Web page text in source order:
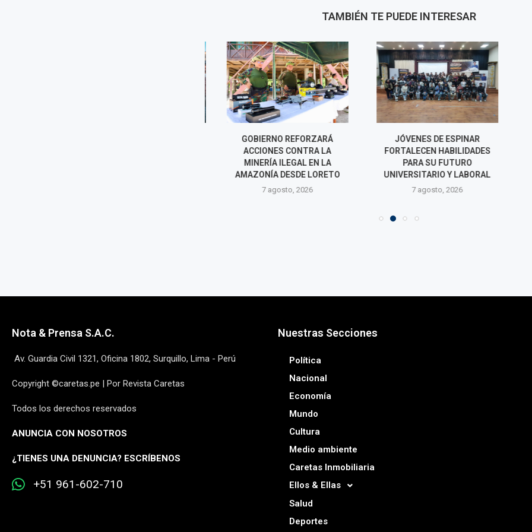
TAMBIÉN TE PUEDE INTERESAR
GOBIERNO REFORZARÁ
ACCIONES CONTRA LA
MINERÍA ILEGAL EN LA
AMAZONÍA DESDE LORETO
7 agosto, 2026
JÓVENES DE ESPINAR
FORTALECEN HABILIDADES
PARA SU FUTURO
UNIVERSITARIO Y LABORAL
7 agosto, 2026
LLAMKASUN
EMPLEO
PUMPUNYA
Nota & Prensa S.A.C.
Av. Guardia Civil 1321, Oficina 1802, Surquillo, Lima - Perú
Copyright ©caretas.pe | Por Revista Caretas
Todos los derechos reservados
ANUNCIA CON NOSOTROS
¿TIENES UNA DENUNCIA? ESCRÍBENOS
+51 961-602-710
Nuestras Secciones
Política
Nacional
Economía
Mundo
Cultura
Medio ambiente
Caretas Inmobiliaria
Ellos & Ellas
Salud
Deportes